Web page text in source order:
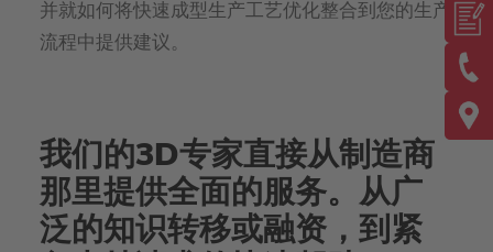
并就如何将快速成型生产工艺优化整合到您的生产
流程中提供建议。
我们的3D专家直接从制造商
那里提供全面的服务。从广
泛的知识转移或融资，到紧